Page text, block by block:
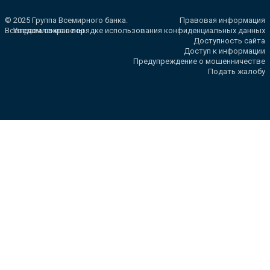
© 2025 Группа Всемирного банка.
Все права сохранены.
Правовая информация
Уведомление о порядке использования конфиденциальных данных
Доступность сайта
Доступ к информации
Предупреждение о мошенничестве
Подать жалобу